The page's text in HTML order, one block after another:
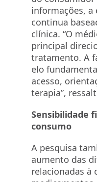
informações, a
continua
clínica. “O
principal
tratamento. A
elo
acesso,
terapia”,
Sensibilidade
consumo
A pesquisa
aumento das
relacionadas à